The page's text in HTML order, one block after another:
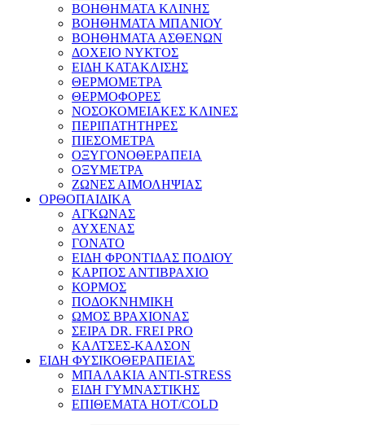
ΒΟΗΘΗΜΑΤΑ ΚΛΙΝΗΣ
ΒΟΗΘΗΜΑΤΑ ΜΠΑΝΙΟΥ
ΒΟΗΘΗΜΑΤΑ ΑΣΘΕΝΩΝ
ΔΟΧΕΙΟ ΝΥΚΤΟΣ
ΕΙΔΗ ΚΑΤΑΚΛΙΣΗΣ
ΘΕΡΜΟΜΕΤΡΑ
ΘΕΡΜΟΦΟΡΕΣ
ΝΟΣΟΚΟΜΕΙΑΚΕΣ ΚΛΙΝΕΣ
ΠΕΡΙΠΑΤΗΤΗΡΕΣ
ΠΙΕΣΟΜΕΤΡΑ
ΟΞΥΓΟΝΟΘΕΡΑΠΕΙΑ
ΟΞΥΜΕΤΡΑ
ΖΩΝΕΣ ΑΙΜΟΛΗΨΙΑΣ
ΟΡΘΟΠΑΙΔΙΚΑ
ΑΓΚΩΝΑΣ
ΑΥΧΕΝΑΣ
ΓΟΝΑΤΟ
ΕΙΔΗ ΦΡΟΝΤΙΔΑΣ ΠΟΔΙΟΥ
ΚΑΡΠΟΣ ΑΝΤΙΒΡΑΧΙΟ
ΚΟΡΜΟΣ
ΠΟΔΟΚΝΗΜΙΚΗ
ΩΜΟΣ ΒΡΑΧΙΟΝΑΣ
ΣΕΙΡΑ DR. FREI PRO
ΚΑΛΤΣΕΣ-ΚΑΛΣΟΝ
ΕΙΔΗ ΦΥΣΙΚΟΘΕΡΑΠΕΙΑΣ
ΜΠΑΛΑΚΙΑ ANTI-STRESS
ΕΙΔΗ ΓΥΜΝΑΣΤΙΚΗΣ
ΕΠΙΘΕΜΑΤΑ HOT/COLD